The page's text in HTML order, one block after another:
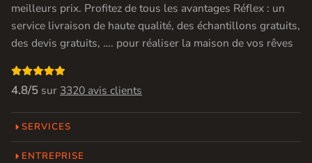
meilleurs prix. Profitez de tous les avantages Réflex : un
service livraison de haute qualité, des échantillons gratuits,
des devis gratuits, …. pour réaliser la maison de vos rêves

4.8/5 sur 3320 avis clients
SERVICES
ENTREPRISE